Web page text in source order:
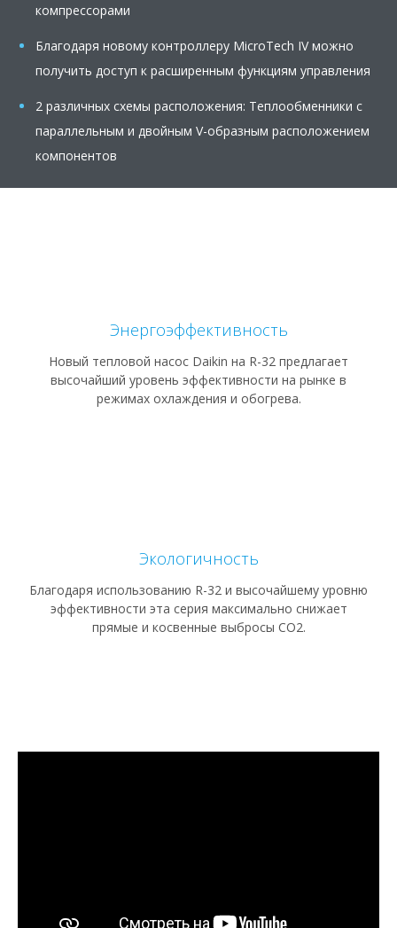
компрессорами
Благодаря новому контроллеру MicroTech IV можно
получить доступ к расширенным функциям управления
2 различных схемы расположения: Теплообменники с
параллельным и двойным V-образным расположением
компонентов
Энергоэффективность
Новый тепловой насос Daikin на R-32 предлагает
высочайший уровень эффективности на рынке в
режимах охлаждения и обогрева.
Экологичность
Благодаря использованию R-32 и высочайшему уровню
эффективности эта серия максимально снижает
прямые и косвенные выбросы CO2.